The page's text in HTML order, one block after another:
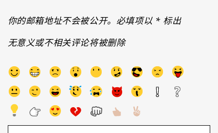
你的邮箱地址不会被公开。必填项以 *标出
无意义或不相关评论将被删除